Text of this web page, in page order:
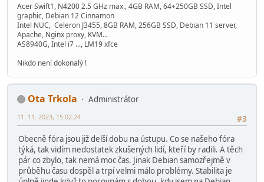
Acer Swift1, N4200 2.5 GHz max., 4GB RAM, 64+250GB SSD, Intel
graphic, Debian 12 Cinnamon
Intel NUC, Celeron J3455, 8GB RAM, 256GB SSD, Debian 11 server,
Apache, Nginx proxy, KVM...
AS8940G, Intel i7 ..., LM19 xfce
Nikdo není dokonalý !
Ota Trkola
Administrátor
#3
11. 11. 2023, 15:02:24
Obecně fóra jsou již delší dobu na ústupu. Co se našeho fóra
týká, tak vidím nedostatek zkušených lidí, kteří by radili. A těch
pár co zbylo, tak nemá moc čas. Jinak Debian samozřejmě v
průběhu času dospěl a trpí velmi málo problémy. Stabilita je